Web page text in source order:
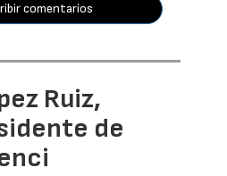
comentarios
Ruiz,
de